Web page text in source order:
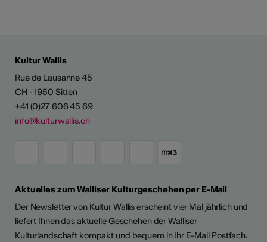
Kultur Wallis
Rue de Lausanne 45
CH - 1950 Sitten
+41 (0)27 606 45 69
info@kulturwallis.ch
Aktuelles zum Walliser Kulturgeschehen per E-Mail
Der Newsletter von Kultur Wallis erscheint vier Mal jährlich und
liefert Ihnen das aktuelle Geschehen der Walliser
Kulturlandschaft kompakt und bequem in Ihr E-Mail Postfach.